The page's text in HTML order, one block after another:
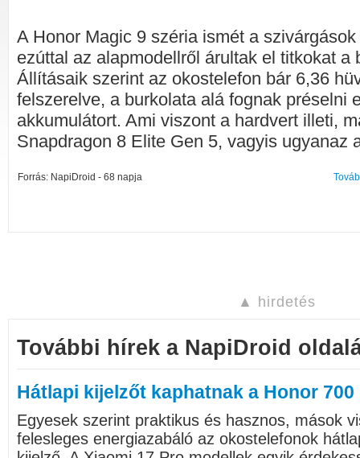
A Honor Magic 9 széria ismét a
ezúttal az alapmodellről árultak el titkokat a
Állításaik szerint az okostelefon bár 6,36
felszerelve, a burkolata alá fognak préselni
akkumulátort. Ami viszont a hardvert illeti,
Snapdragon 8 Elite Gen 5, vagyis ugyanaz
Forrás: NapiDroid - 68 napja
▲ hirdetés
További hírek a NapiDroid
Hátlapi kijelzőt kaphatnak a Honor
Egyesek szerint praktikus és hasznos, mások
felesleges energiazabáló az okostelefonok